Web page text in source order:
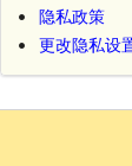
隐私政策
更改隐私设